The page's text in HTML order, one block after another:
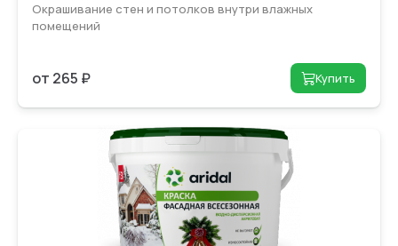
Окрашивание стен и потолков внутри влажных
помещений
от 265 ₽ Купить